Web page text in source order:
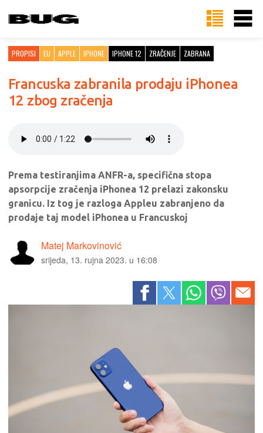
PROPISI EU APPLE IPHONE IPHONE 12 ZRAČENJE ZABRANA
Francuska zabranila prodaju iPhonea
12 zbog zračenja
Prema testiranjima ANFR-a, specifična stopa
apsorpcije zračenja iPhonea 12 prelazi zakonsku
granicu. Iz tog je razloga Appleu zabranjeno da
prodaje taj model iPhonea u Francuskoj
Matej Markovinović
srijeda, 13. rujna 2023. u 16:08